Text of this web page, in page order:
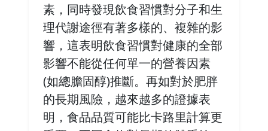
素，同時發現飲食習慣對分子和生
理代謝途徑有著多樣的、複雜的影
響，這表明飲食習慣對健康的全部
影響不能從任何單一的營養因素
(如總膽固醇)推斷。再如對於肥胖
的長期風險，越來越多的證據表
明，食品品質可能比卡路里計算更